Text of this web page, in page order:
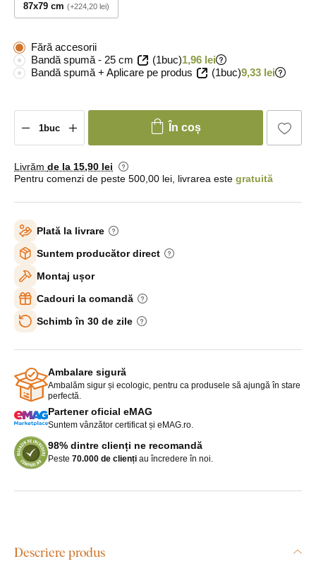
87x79 cm +224,20 lei
Fără accesorii
Bandă spumă - 25 cm
(1buc)1,96 lei
Bandă spumă + Aplicare pe produs
(1buc)9,33 lei
În coș
Livrăm de la 15,90 lei
Pentru comenzi de peste 500,00 lei, livrarea este gratuită
Plată la livrare
Suntem producător direct
Montaj ușor
Cadouri la comandă
Schimb în 30 de zile
Ambalare sigură
Ambalăm sigur și ecologic, pentru ca produsele să ajungă în stare
perfectă.
Partener oficial eMAG
Suntem vânzător certificat și eMAG.ro.
98% dintre clienți ne recomandă
Peste 70.000 de clienți au încredere în noi.
Descriere produs